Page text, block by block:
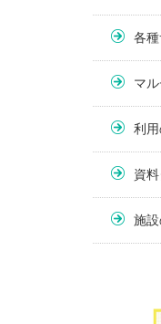
各
マ
利
資
施